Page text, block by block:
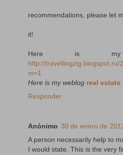
recommendations, please let
it!
Here is
http://
m=1
Here is my weblog real estate
Responder
Anónimo 30 de enero de
A person necessarily help to
I would state. This is the very